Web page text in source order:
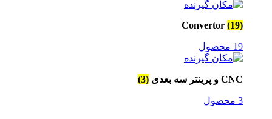
Convertor (19)
19 محصول
CNC و پرینتر سه بعدی (3)
3 محصول